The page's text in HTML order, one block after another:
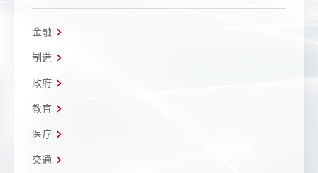
金融
制造
政府
教育
医疗
交通